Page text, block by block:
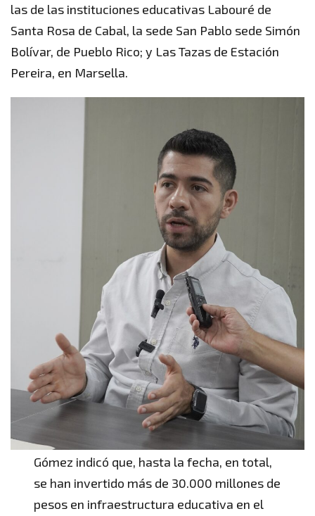
las de las instituciones educativas Labouré de
Santa Rosa de Cabal, la sede San Pablo sede Simón
Bolívar, de Pueblo Rico; y Las Tazas de Estación
Pereira, en Marsella.
Gómez indicó que, hasta la fecha, en total,
se han invertido más de 30.000 millones de
pesos en infraestructura educativa en el